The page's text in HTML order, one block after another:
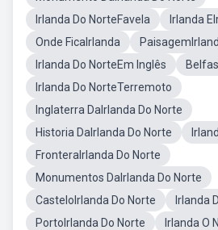
Irlanda Do NorteFavela
Irlanda
Onde FicaIrlanda
Irlanda Do NorteEm Inglês
Irlanda Do NorteTerremoto
Inglaterra DaIrlanda Do Norte
Historia DaIrlanda Do Norte
FronteraIrlanda Do Norte
Monumentos DaIrlanda Do Norte
CasteloIrlanda Do Norte
Irlanda
PortoIrlanda Do Norte
Irlanda O